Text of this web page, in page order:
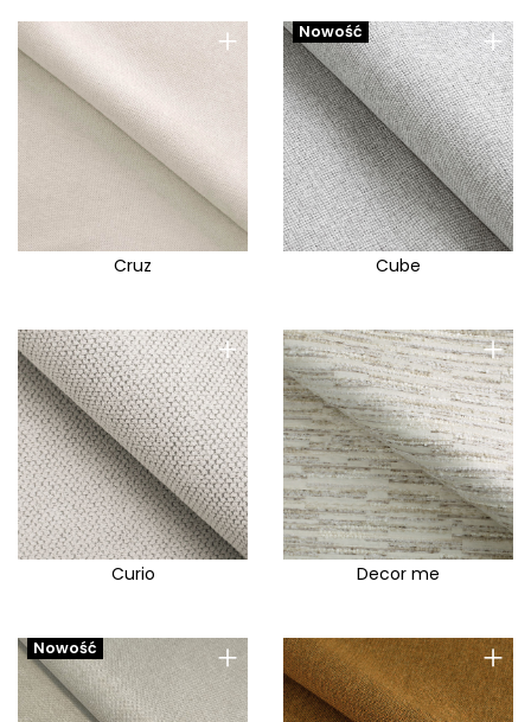
+
Cruz
+
Nowość
Cube
+
Curio
+
Decor me
+
Nowość +